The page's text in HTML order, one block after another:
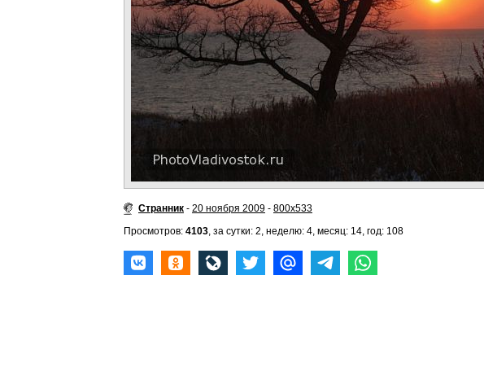
Странник - 20 ноября 2009 - 800x533
Просмотров: 4103, за сутки: 2, неделю: 4, месяц: 14, год: 108